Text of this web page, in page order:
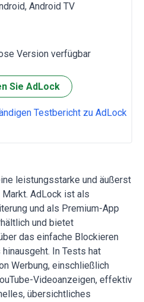
Android TV
Version verfügbar
Sie AdLock
Testbericht zu AdLock
leistungsstarke und äußerst
AdLock ist als
und als Premium-App
und bietet
das einfache Blockieren
In Tests hat
Werbung, einschließlich
Videoanzeigen, effektiv
übersichtliches